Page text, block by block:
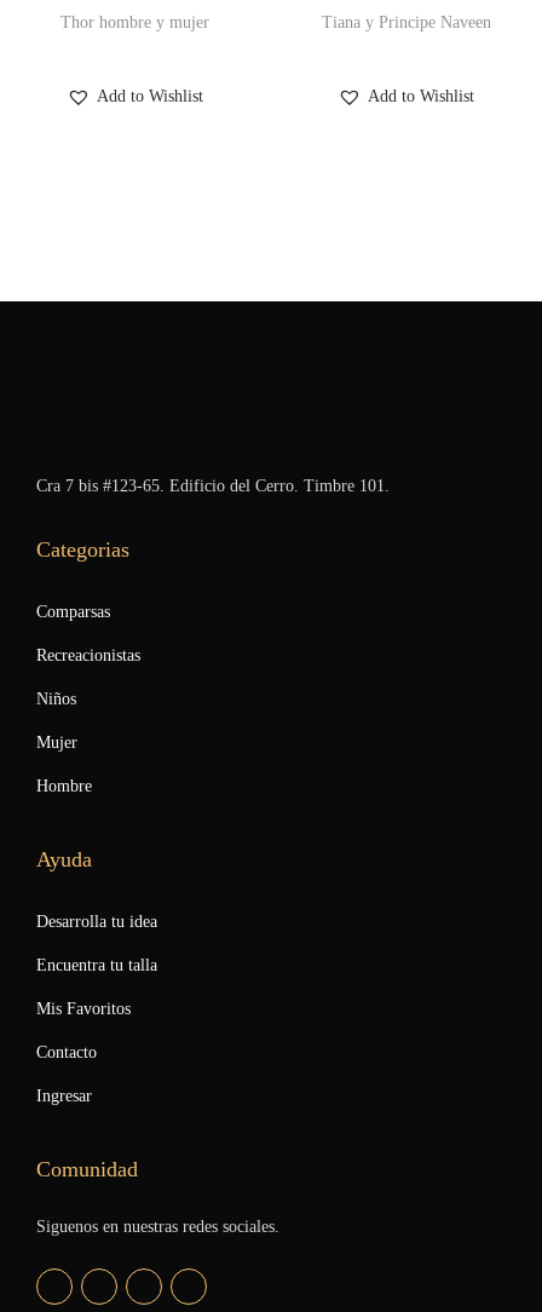
Thor hombre y mujer
Add to Wishlist
Tiana y Principe Naveen
Add to Wishlist
Cra 7 bis #123-65. Edificio del Cerro. Timbre 101.
Categorias
Comparsas
Recreacionistas
Niños
Mujer
Hombre
Ayuda
Desarrolla tu idea
Encuentra tu talla
Mis Favoritos
Contacto
Ingresar
Comunidad
Siguenos en nuestras redes sociales.